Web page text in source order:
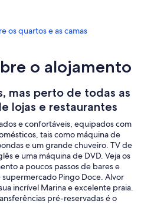
os quartos e as camas
o alojamento
mas perto de todas as
lojas e restaurantes
e confortáveis, equipados com
tais como máquina de
e um grande chuveiro. TV de
e uma máquina de DVD. Veja os
a poucos passos de bares e
Pingo Doce. Alvor
incrível Marina e excelente praia.
pré-reservadas é o